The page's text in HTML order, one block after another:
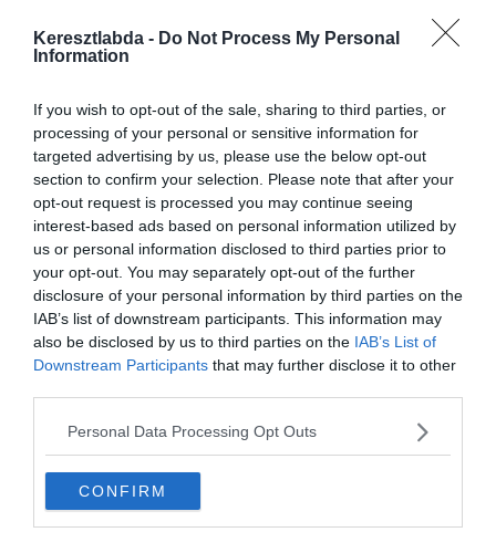
Keresztlabda - Do Not Process My Personal
Information
If you wish to opt-out of the sale, sharing to third parties, or
processing of your personal or sensitive information for
targeted advertising by us, please use the below opt-out
section to confirm your selection. Please note that after your
opt-out request is processed you may continue seeing
interest-based ads based on personal information utilized by
us or personal information disclosed to third parties prior to
your opt-out. You may separately opt-out of the further
disclosure of your personal information by third parties on the
IAB’s list of downstream participants. This information may
also be disclosed by us to third parties on the IAB’s List of
Downstream Participants that may further disclose it to other
Personal Data Processing Opt Outs
CONFIRM
továbbiérdekes napi feladatokat találhatsz!
Hirdetés